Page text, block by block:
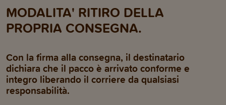
MODALITA' RITIRO DELLA
PROPRIA CONSEGNA.
Con la firma alla consegna, il destinatario
dichiara che il pacco è arrivato conforme e
integro liberando il corriere da qualsiasi
responsabilità.